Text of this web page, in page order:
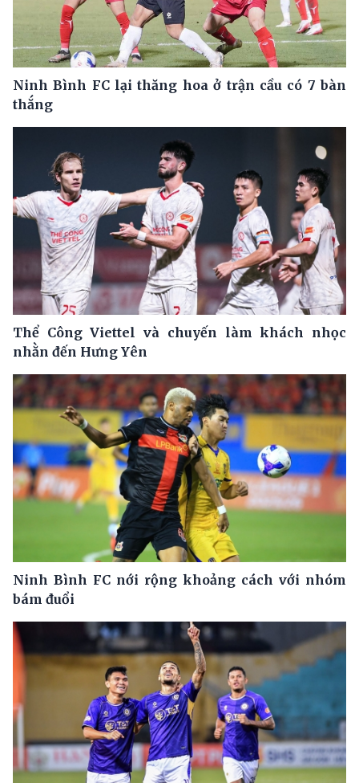
Ninh Bình FC lại thăng hoa ở trận cầu có 7 bàn
thắng
Thể Công Viettel và chuyến làm khách nhọc
nhằn đến Hưng Yên
Ninh Bình FC nới rộng khoảng cách với nhóm
bám đuổi